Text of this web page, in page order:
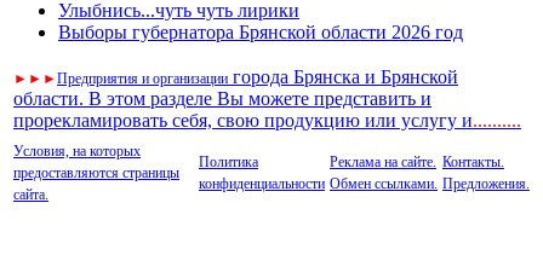
Улыбнись...чуть чуть лирики
Выборы губернатора Брянской области 2026 год
► ► ►Предприятия и организации города Брянска и Брянской
области. В этом разделе Вы можете представить и
прорекламировать себя, свою продукцию или услугу и..........
Условия, на которых
предоставляются страницы
сайта.
Политика
конфиденциальности
Реклама на сайте.
Обмен ссылками.
Контакты.
Предложения.